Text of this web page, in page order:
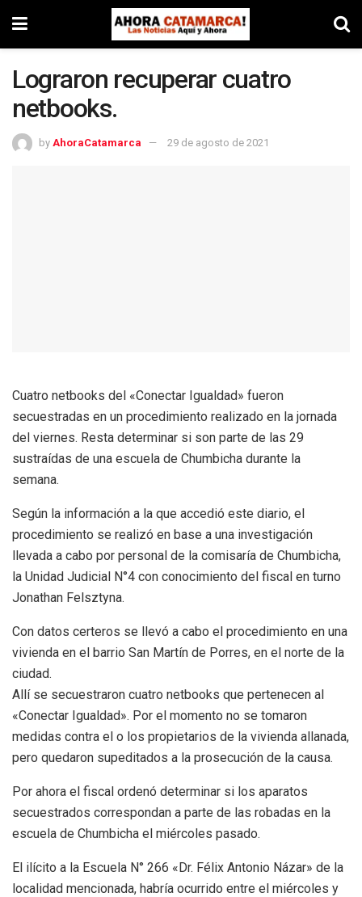
Lograron recuperar cuatro
netbooks.
by AhoraCatamarca 29 de agosto de 2021
Cuatro netbooks del «Conectar Igualdad» fueron
secuestradas en un procedimiento realizado en la jornada
del viernes. Resta determinar si son parte de las 29
sustraídas de una escuela de Chumbicha durante la
semana.
Según la información a la que accedió este diario, el
procedimiento se realizó en base a una investigación
llevada a cabo por personal de la comisaría de Chumbicha,
la Unidad Judicial N°4 con conocimiento del fiscal en turno
Jonathan Felsztyna.
Con datos certeros se llevó a cabo el procedimiento en una
vivienda en el barrio San Martín de Porres, en el norte de la
ciudad.
Allí se secuestraron cuatro netbooks que pertenecen al
«Conectar Igualdad». Por el momento no se tomaron
medidas contra el o los propietarios de la vivienda allanada,
pero quedaron supeditados a la prosecución de la causa.
Por ahora el fiscal ordenó determinar si los aparatos
secuestrados correspondan a parte de las robadas en la
escuela de Chumbicha el miércoles pasado.
El ilícito a la Escuela N° 266 «Dr. Félix Antonio Názar» de la
localidad mencionada, habría ocurrido entre el miércoles y